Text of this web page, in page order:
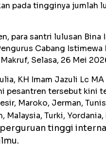
pada tingginya jumlah
para santri lulusan
Cabang
Selasa, 26 Mei
KH Imam Jazuli Lc
pesantren tersebut kini
Maroko, Jerman,
Malaysia, Turki,
tinggi